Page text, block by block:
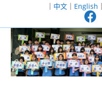
至
｜ 中文｜ English ｜